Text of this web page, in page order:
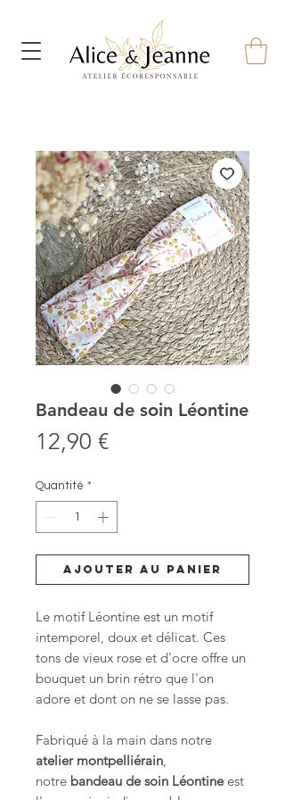
Bandeau de soin Léontine
12,90 €Prix
Quantité *
Ajouter au panier
Le motif Léontine est un motif
intemporel, doux et délicat. Ces
tons de vieux rose et d'ocre offre un
bouquet un brin rétro que l'on
adore et dont on ne se lasse pas.
Fabriqué à la main dans notre
atelier montpelliérain
notre bandeau de soin Léontineest